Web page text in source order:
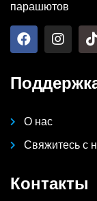
парашютов
О нас
Свяжитесь с
Контакты